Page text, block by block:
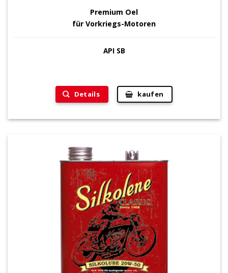
Premium Oel
für Vorkriegs-Motoren
API SB
Details kaufen